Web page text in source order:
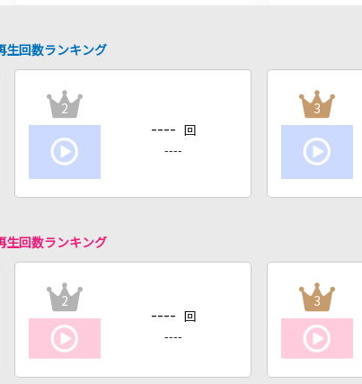
生回数ランキング
2
---- 回
----
3
生回数ランキング
2
---- 回
----
3